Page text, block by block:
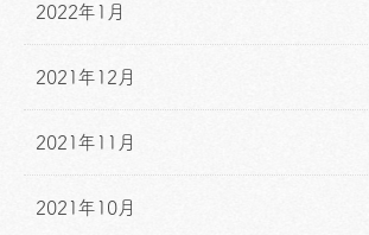
2022年1月
2021年12月
2021年11月
2021年10月